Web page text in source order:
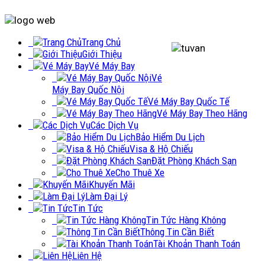
Trang Chủ
Giới Thiệu
Vé Máy Bay
Vé
Máy Bay Quốc Nội
Vé Máy Bay Quốc Tế
Vé Máy Bay Theo Hãng
Các Dịch Vụ
Bảo Hiểm Du Lịch
Visa & Hộ Chiếu
Đặt Phòng Khách Sạn
Cho Thuê Xe
Khuyến Mãi
Làm Đại Lý
Tin Tức
Tin Tức Hàng Không
Thông Tin Cần Biết
Tài Khoản Thanh Toán
Liên Hệ